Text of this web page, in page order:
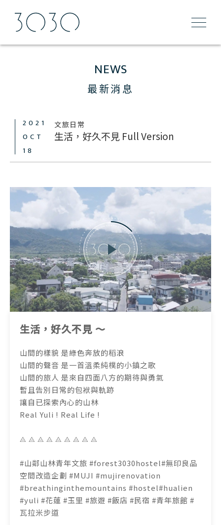
NEWS
最新消息
2021
OCT
18
文旅日常
生活，好久不見 Full Version
生活，好久不見 ～
山間的樣貌 是綠色奔放的稻浪
山間的聲音 是一首溫柔純樸的小鎮之歌
山間的旅人 是來自四面八方的期待與勇氣
暫且告別日常的包袱與軌跡
讓自已探索內心的山林
Real Yuli ! Real Life !
⨺ ⨺ ⨺ ⨺ ⨺ ⨺ ⨺ ⨺ ⨺
#山鄰山林青年文旅 #forest3030hostel#無印良品
空間改造企劃 #MUJI #mujirenovation
#breathinginthemountains #hostel#hualien
#yuli #花蓮 #玉里 #旅遊 #飯店 #民宿 #青年旅館 #
瓦拉米步道